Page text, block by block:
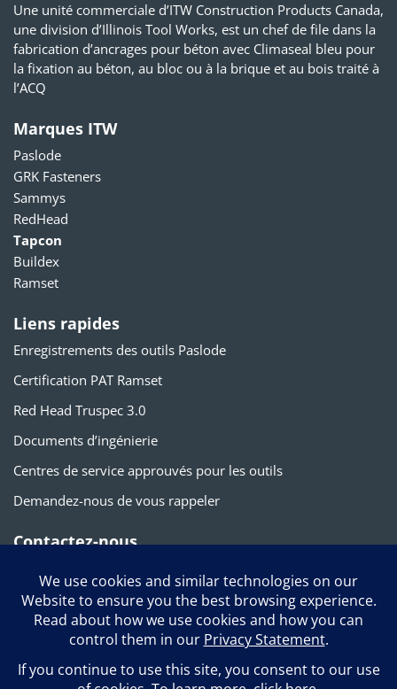
Une unité commerciale d’ITW Construction Products Canada,
une division d’Illinois Tool Works, est un chef de file dans la
fabrication d’ancrages pour béton avec Climaseal bleu pour
la fixation au béton, au bloc ou à la brique et au bois traité à
l’ACQ
Marques ITW
Paslode
GRK Fasteners
Sammys
RedHead
Tapcon
Buildex
Ramset
Liens rapides
Enregistrements des outils Paslode
Certification PAT Ramset
Red Head Truspec 3.0
Documents d’ingénierie
Centres de service approuvés pour les outils
Demandez-nous de vous rappeler
Contactez-nous
info@itwconstruction.ca
120 Travail Rd. Markham, ON L3S 3J1
Suivez-nous sur